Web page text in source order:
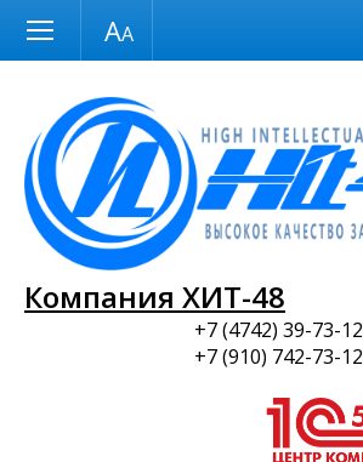
Размер шрифта
Компания ХИТ-48
+7 (4742) 39-73-12
+7 (910) 742-73-12